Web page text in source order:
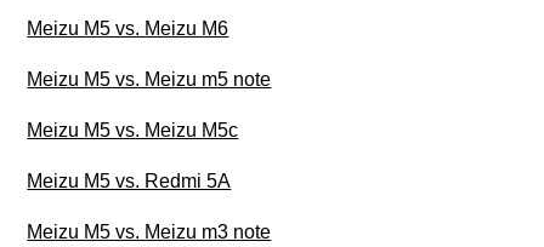
Meizu M5 vs. Meizu M6
Meizu M5 vs. Meizu m5 note
Meizu M5 vs. Meizu M5c
Meizu M5 vs. Redmi 5A
Meizu M5 vs. Meizu m3 note